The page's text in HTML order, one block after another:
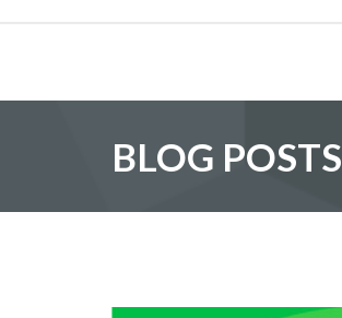
BLOG POSTS